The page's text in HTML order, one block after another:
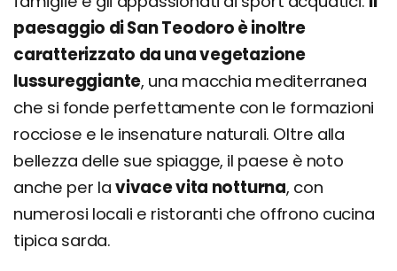
paesaggio di San Teodoro è inoltre
caratterizzato da una vegetazione
lussureggiante, una macchia mediterranea
che si fonde perfettamente con le formazioni
rocciose e le insenature naturali. Oltre alla
bellezza delle sue spiagge, il paese è noto
anche per la vivace vita notturna, con
numerosi locali e ristoranti che offrono cucina
tipica sarda.